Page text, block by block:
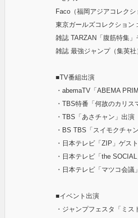
Faco（福岡アジアコレク
東京ガールズコレクション
雑誌 TARZAN「腹筋特集」
雑誌 最強ジャンプ（集英社
■TV番組出演
・abemaTV「ABEMA
・TBS特番「何故のカリ
・TBS「あさチャン」出演
・BS TBS「スイモクチャ
・日本テレビ「ZIP」ゲス
・日本テレビ「the
・日本テレビ「マツコ会議
■イベント出演
・ジャンプフェスタ「ミ